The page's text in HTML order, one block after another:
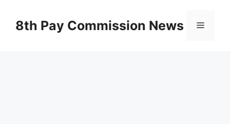
content8th Pay Commission News Menu